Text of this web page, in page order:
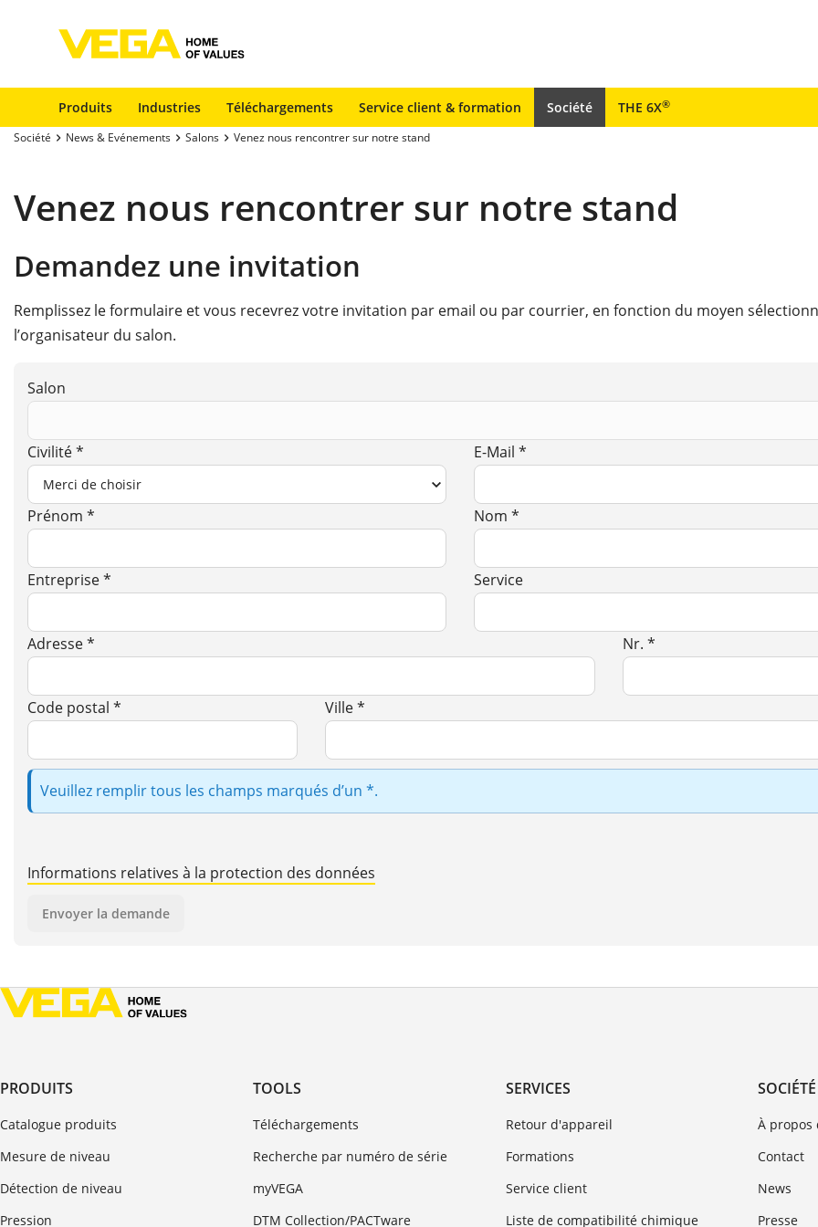
Produits Industries Téléchargements Service client & formation Société THE 6X®
Société News & Evénements Salons Venez nous rencontrer sur notre stand
Venez nous rencontrer sur notre stand
Demandez une invitation
Remplissez le formulaire et vous recevrez votre invitation par email ou par courrier, en fonction du moyen
l’organisateur du salon.
Salon
Civilité * E-Mail *
Prénom * Nom *
Entreprise * Service
Adresse * Nr. *
Code postal * Ville *
Veuillez remplir tous les champs marqués d’un *.
Informations relatives à la protection des données
Envoyer la demande
PRODUITS
Catalogue produits
Mesure de niveau
Détection de niveau
Pression
TOOLS
Téléchargements
Recherche par numéro de série
myVEGA
DTM Collection/PACTware
SERVICES
Retour d'appareil
Formations
Service client
Liste de compatibilité chimique
SOCIÉTÉ
À propos
Contact
News
Presse